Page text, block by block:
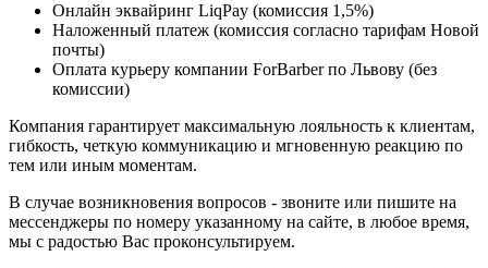
Онлайн эквайринг LiqPay (комиссия 1,5%)
Наложенный платеж (комиссия согласно тарифам Новой
почты)
Оплата курьеру компании ForBarber по Львову (без
комиссии)
Компания гарантирует максимальную лояльность к клиентам,
гибкость, четкую коммуникацию и мгновенную реакцию по
тем или иным моментам.
В случае возникновения вопросов - звоните или пишите на
мессенджеры по номеру указанному на сайте, в любое время,
мы с радостью Вас проконсультируем.